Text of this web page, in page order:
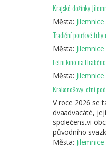
Krajské dožínky
Města: Jilemnice
Tradiční pouťové trhy
Města: Jilemnice
Letní kino na
Města: Jilemnice
Krakonošovy letní
V roce 2026 se
dvaadvacáté,
společenství
původního
Města: Jilemnice